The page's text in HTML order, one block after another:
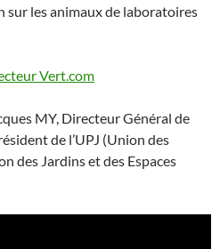
sur les animaux de laboratoires
Vert.com
MY, Directeur Général de
de l’UPJ (Union des
des Jardins et des Espaces